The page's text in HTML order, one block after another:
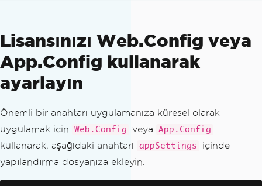
Lisansınızı Web.Config veya
App.Config kullanarak
ayarlayın
Önemli bir anahtarı uygulamanıza küresel olarak
uygulamak için
Web.Config veya App.Config
kullanarak, aşağıdaki anahtarı appSettings
içinde
yapılandırma dosyanıza ekleyin.